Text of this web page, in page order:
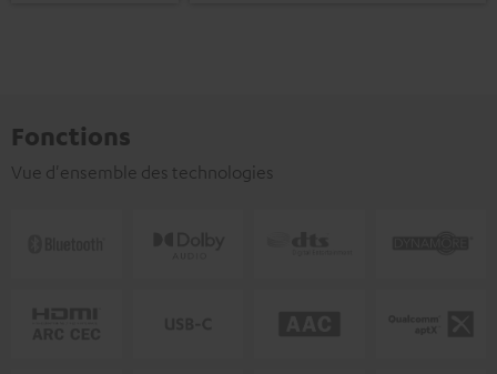
Fonctions
Vue d'ensemble des technologies